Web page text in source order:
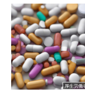
厚生労働